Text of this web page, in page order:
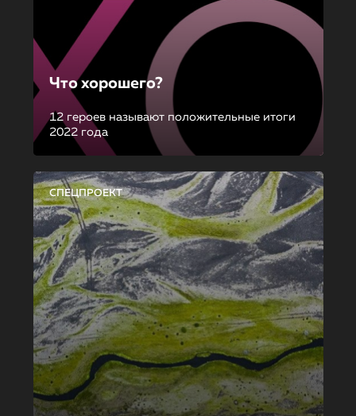
Что хорошего?
12 героев называют положительные итоги
2022 года
СПЕЦПРОЕКТ